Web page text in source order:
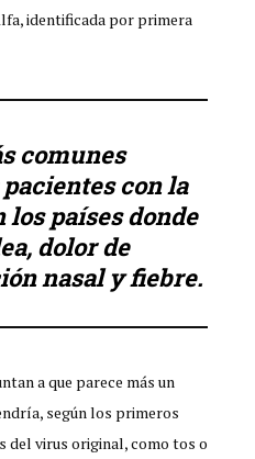
identificada por primera
comunes
con la
países donde
dolor de
nasal y fiebre.
a que parece más un
según los primeros
del virus original, como tos o